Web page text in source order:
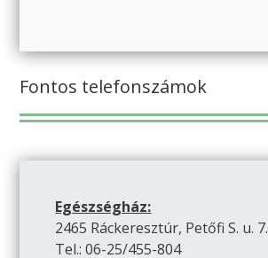
Fontos telefonszámok
Egészségház:
2465 Ráckeresztúr, Petőfi S. u. 7.
Tel.: 06-25/455-804